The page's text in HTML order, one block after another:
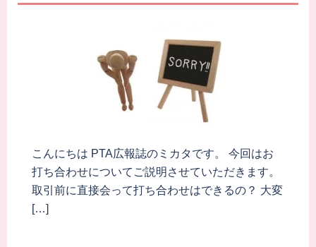
こんにちは PTA広報誌のミカタです。 今回はお
打ち合わせについてご説明させていただきます。
取引前に直接会って打ち合わせはできるの？ 大変
[…]